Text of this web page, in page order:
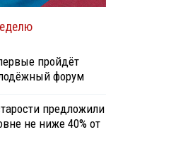
пройдёт
форум
предложили
не ниже 40% от